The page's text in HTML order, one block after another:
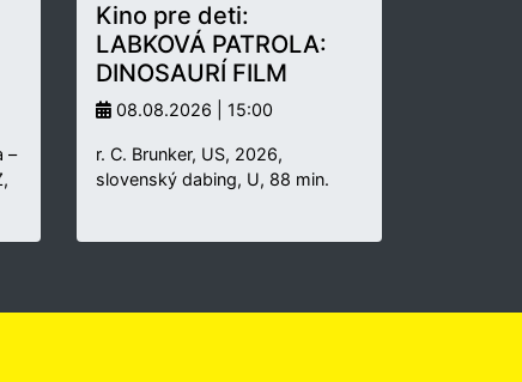
–
Kino pre deti:
LABKOVÁ PATROLA:
DINOSAURÍ FILM
08.08.2026 | 15:00
r. C. Brunker, US, 2026,
slovenský dabing, U, 88 min.